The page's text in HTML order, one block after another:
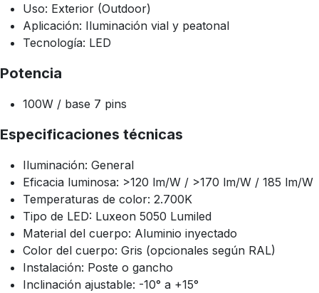
Uso: Exterior (Outdoor)
Aplicación: Iluminación vial y peatonal
Tecnología: LED
Potencia
100W / base 7 pins
Especificaciones técnicas
Iluminación: General
Eficacia luminosa: >120 lm/W / >170 lm/W / 185 lm/W
Temperaturas de color: 2.700K
Tipo de LED: Luxeon 5050 Lumiled
Material del cuerpo: Aluminio inyectado
Color del cuerpo: Gris (opcionales según RAL)
Instalación: Poste o gancho
Inclinación ajustable: -10° a +15°